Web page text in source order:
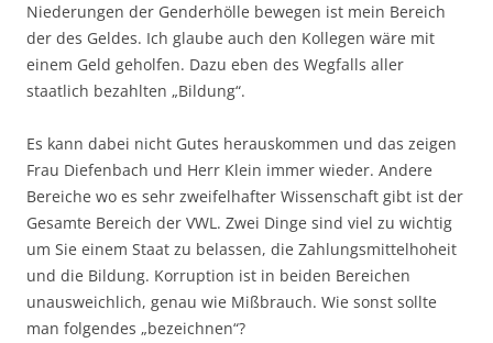
Niederungen der Genderhölle bewegen ist mein Bereich
der des Geldes. Ich glaube auch den Kollegen wäre mit
einem Geld geholfen. Dazu eben des Wegfalls aller
staatlich bezahlten „Bildung“.
Es kann dabei nicht Gutes herauskommen und das zeigen
Frau Diefenbach und Herr Klein immer wieder. Andere
Bereiche wo es sehr zweifelhafter Wissenschaft gibt ist der
Gesamte Bereich der VWL. Zwei Dinge sind viel zu wichtig
um Sie einem Staat zu belassen, die Zahlungsmittelhoheit
und die Bildung. Korruption ist in beiden Bereichen
unausweichlich, genau wie Mißbrauch. Wie sonst sollte
man folgendes „bezeichnen“?